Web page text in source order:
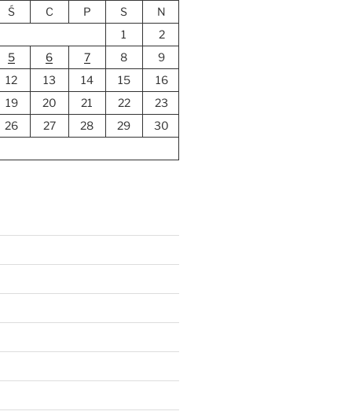
Ś
C P S
N
1
2
5
6 7 8
9
12
13 14 15
16
19
20 21 22
23
26
27 28 29 30